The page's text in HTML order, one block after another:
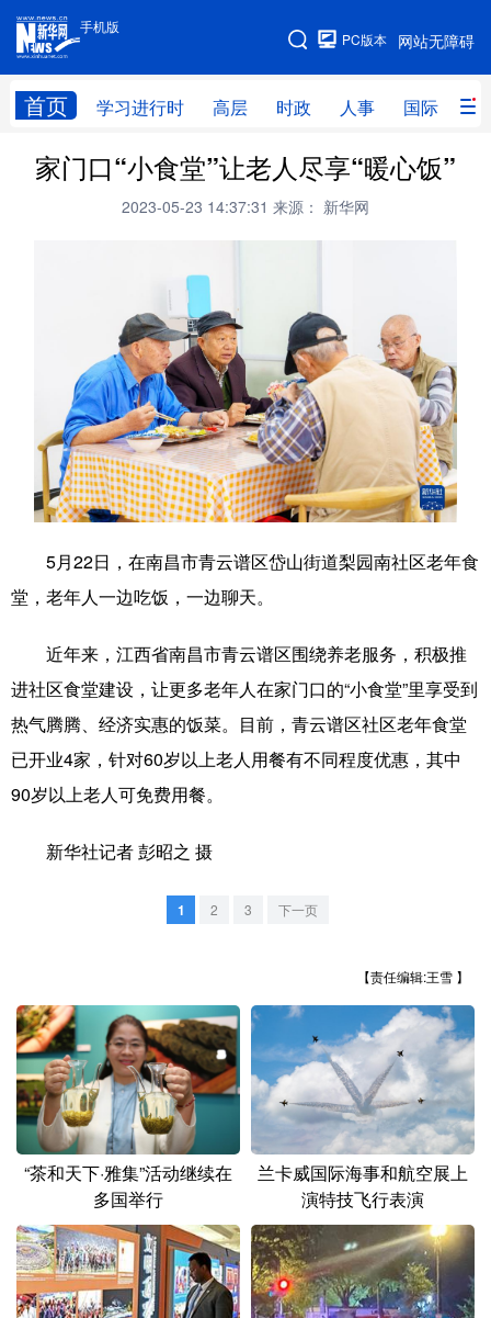
手机版
网站无障碍
PC版本
首页 学习进行时 高层 时政 人事 国际 财
手机版
网站地图
学习进行时 高层 时政 人事
财经 网评
科创
书画 健康 军事
访谈 视频 图片 政务
法律 中央文件 金融 汽车
食品 人居 信息化 数字经济
文化产业
地方频道
北京 天津
吉林
湖南
广东 广西 海南 重庆
四川 贵州 云南 西藏
陕西 甘肃 青海 宁夏
新疆 内蒙古 黑龙江
多语种频道
English Español Français عربى
家门口“小食堂”让老人尽享“暖心饭”
2023-05-23 14:37:31 来源： 新华网
5月22日，在南昌市青云谱区岱山街道梨园南社区老年食
堂，老年人一边吃饭，一边聊天。
近年来，江西省南昌市青云谱区围绕养老服务，积极推
进社区食堂建设，让更多老年人在家门口的“小食堂”里享受到
热气腾腾、经济实惠的饭菜。目前，青云谱区社区老年食堂
已开业4家，针对60岁以上老人用餐有不同程度优惠，其中
90岁以上老人可免费用餐。
新华社记者 彭昭之 摄
1 2 3 下一页
【责任编辑:王雪 】
“茶和天下·雅集”活动继续在
多国举行
兰卡威国际海事和航空展上
演特技飞行表演